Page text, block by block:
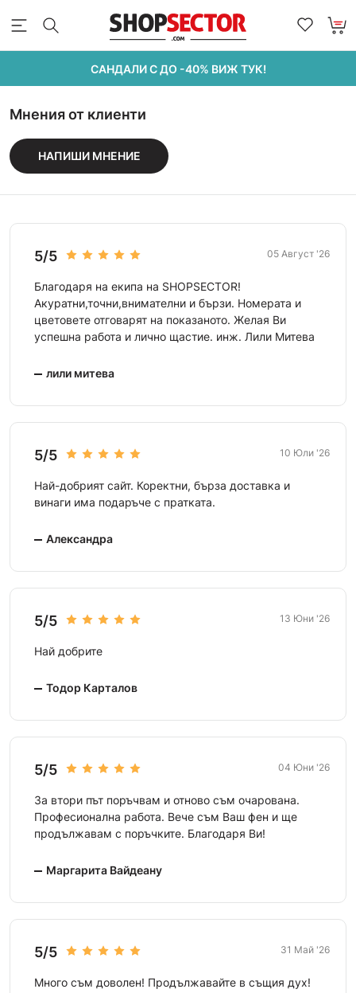
САНДАЛИ С ДО -40% ВИЖ ТУК!
Мнения от клиенти
НАПИШИ МНЕНИЕ
05 Август '26
5/5
Благодаря на екипа на SHOPSECTOR!
Акуратни,точни,внимателни и бързи. Номерата и
цветовете отговарят на показаното. Желая Ви
успешна работа и лично щастие. инж. Лили Митева
лили митева
10 Юли '26
5/5
Най-добрият сайт. Коректни, бърза доставка и
винаги има подаръче с пратката.
Александра
13 Юни '26
5/5
Най добрите
Тодор Карталов
04 Юни '26
5/5
За втори път поръчвам и отново съм очарована.
Професионална работа. Вече съм Ваш фен и ще
продължавам с поръчките. Благодаря Ви!
Маргарита Вайдеану
31 Май '26
5/5
Много съм доволен! Продължавайте в същия дух!